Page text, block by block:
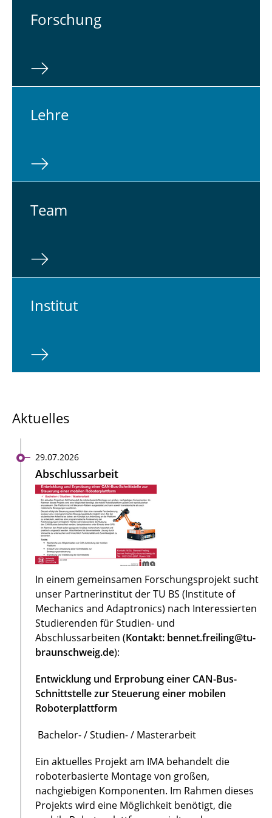
For­schung
Lehre
Team
In­sti­tut
Aktuelles
29.07.2026
Abschlussarbeit
In einem gemeinsamen Forschungsprojekt sucht
unser Partnerinstitut der TU BS (Institute of
Mechanics and Adaptronics) nach Interessierten
Studierenden für Studien- und
Abschlussarbeiten (Kontakt: bennet.freiling@tu-
braunschweig.de):
Entwicklung und Erprobung einer CAN-Bus-
Schnittstelle zur Steuerung einer mobilen
Roboterplattform
Bachelor- / Studien- / Masterarbeit
Ein aktuelles Projekt am IMA behandelt die
roboterbasierte Montage von großen,
nachgiebigen Komponenten. Im Rahmen dieses
Projekts wird eine Möglichkeit benötigt, die